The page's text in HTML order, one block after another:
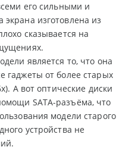
его сильными и
изготовлена из
сказывается на
является то, что она
гаджеты от более старых
А вот оптические диски
SATA-разъёма, что
модели старого
устройства не